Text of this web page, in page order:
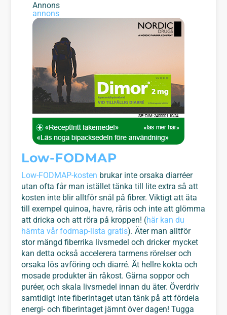
Annons
annons
Low-FODMAP
Low-FODMAP-kosten brukar inte orsaka diarréer
utan ofta får man istället tänka till lite extra så att
kosten inte blir alltför snål på fibrer. Viktigt att äta
till exempel quinoa, havre, råris och inte att glömma
att dricka och att röra på kroppen! (här kan du
hämta vår fodmap-lista gratis). Äter man alltför
stor mängd fiberrika livsmedel och dricker mycket
kan detta också accelerera tarmens rörelser och
orsaka lös avföring och diarré. Ät hellre kokta och
mosade produkter än råkost. Gärna soppor och
puréer, och skala livsmedel innan du äter. Överdriv
samtidigt inte fiberintaget utan tänk på att fördela
energi- och fiberintaget jämnt över dagen! Tugga